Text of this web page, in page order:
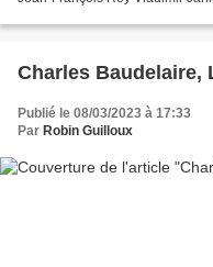
Charles Baudelaire,
Publié le 08/03/2023 à 17:33
Par Robin Guilloux